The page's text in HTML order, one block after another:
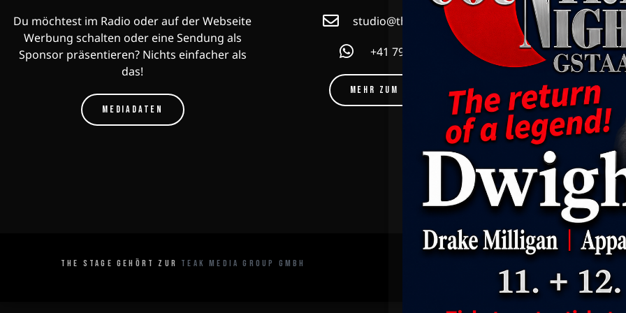
Du möchtest im Radio oder auf der Webseite
Werbung schalten oder eine Sendung als
Sponsor präsentieren? Nichts einfacher als
das!
MEDIADATEN
studio@thestage.radio
+41 79 815 14 13
MEHR ZUM EMPFANG
Mehr als
Community!
erhältst du
Country,
eine
THE STAGE GEHÖRT ZUR TEAK MEDIA GROUP GMBH IMPRESSUM